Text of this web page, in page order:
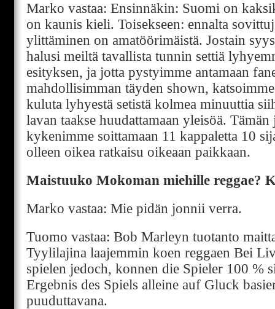
Marko vastaa: Ensinnäkin: Suomi on
on kaunis kieli. Toisekseen: ennalta
ylittäminen on amatöörimäistä. Jostain
halusi meiltä tavallista tunnin settiä
esityksen, ja jotta pystyimme antamaan
mahdollisimman täyden shown,
kuluta lyhyestä setistä kolmea minuuttia
lavan taakse huudattamaan yleisöä.
kykenimme soittamaan 11 kappaletta 10
olleen oikea ratkaisu oikeaan paikkaan.
Maistuuko Mokoman miehille reggae?
Marko vastaa: Mie pidän jonnii verra.
Tuomo vastaa: Bob Marleyn tuotanto
Tyylilajina laajemmin koen reggaen Bei
spielen jedoch, konnen die Spieler 100 %
Ergebnis des Spiels alleine auf Gluck
puuduttavana.